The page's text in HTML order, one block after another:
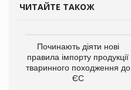
ЧИТАЙТЕ ТАКОЖ
Починають діяти нові
правила імпорту продукції
тваринного походження до
ЄС